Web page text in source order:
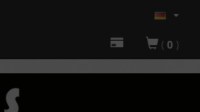
( 0 )